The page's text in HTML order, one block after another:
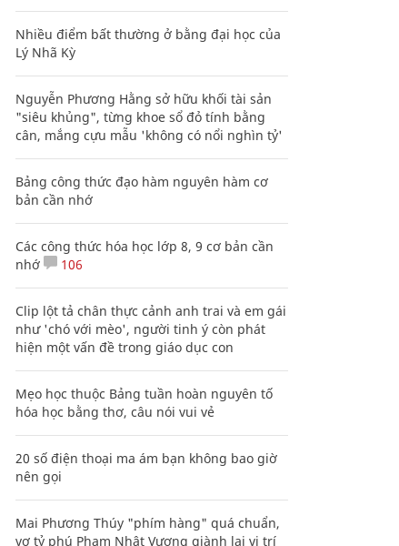
Nhiều điểm bất thường ở bằng đại học của
Lý Nhã Kỳ
Nguyễn Phương Hằng sở hữu khối tài sản
"siêu khủng", từng khoe sổ đỏ tính bằng
cân, mắng cựu mẫu 'không có nổi nghìn tỷ'
Bảng công thức đạo hàm nguyên hàm cơ
bản cần nhớ
Các công thức hóa học lớp 8, 9 cơ bản cần
nhớ
106
Clip lột tả chân thực cảnh anh trai và em gái
như 'chó với mèo', người tinh ý còn phát
hiện một vấn đề trong giáo dục con
Mẹo học thuộc Bảng tuần hoàn nguyên tố
hóa học bằng thơ, câu nói vui vẻ
20 số điện thoại ma ám bạn không bao giờ
nên gọi
Mai Phương Thúy "phím hàng" quá chuẩn,
vợ tỷ phú Phạm Nhật Vượng giành lại vị trí